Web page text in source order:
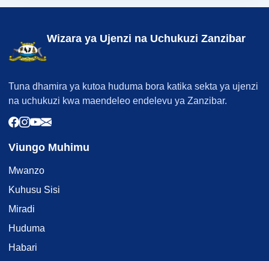
Wizara ya Ujenzi na Uchukuzi Zanzibar
Tuna dhamira ya kutoa huduma bora katika sekta ya ujenzi
na uchukuzi kwa maendeleo endelevu ya Zanzibar.
Viungo Muhimu
Mwanzo
Kuhusu Sisi
Miradi
Huduma
Habari